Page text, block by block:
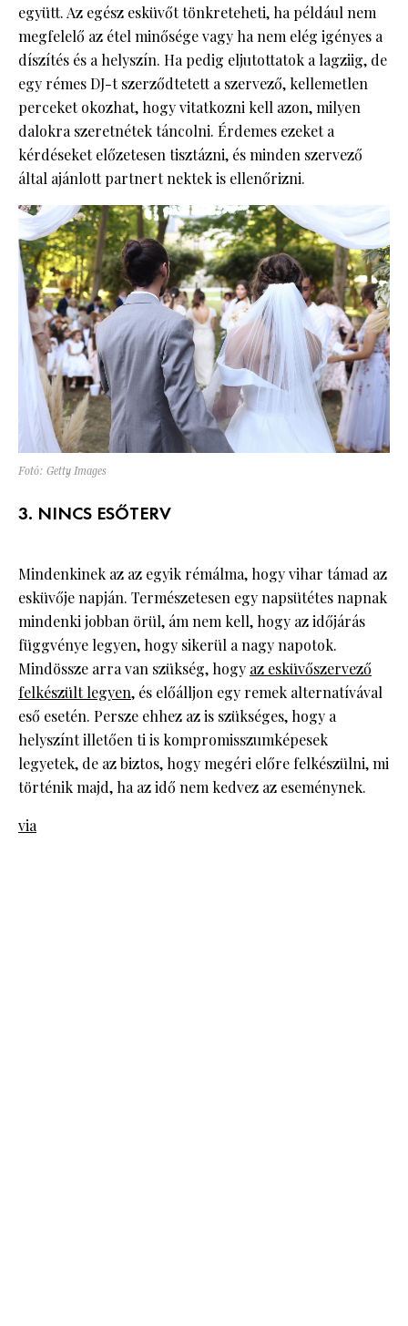
együtt. Az egész esküvőt tönkreteheti, ha például nem
megfelelő az étel minősége vagy ha nem elég igényes a
díszítés és a helyszín. Ha pedig eljutottatok a lagziig, de
egy rémes DJ-t szerződtetett a szervező, kellemetlen
perceket okozhat, hogy vitatkozni kell azon, milyen
dalokra szeretnétek táncolni. Érdemes ezeket a
kérdéseket előzetesen tisztázni, és minden szervező
által ajánlott partnert nektek is ellenőrizni.
Fotó: Getty Images
3. NINCS ESŐTERV
Mindenkinek az az egyik rémálma, hogy vihar támad az
esküvője napján. Természetesen egy napsütétes napnak
mindenki jobban örül, ám nem kell, hogy az időjárás
függvénye legyen, hogy sikerül a nagy napotok.
Mindössze arra van szükség, hogy az esküvőszervező
felkészült legyen, és előálljon egy remek alternatívával
eső esetén. Persze ehhez az is szükséges, hogy a
helyszínt illetően ti is kompromisszumképesek
legyetek, de az biztos, hogy megéri előre felkészülni, mi
történik majd, ha az idő nem kedvez az eseménynek.
via